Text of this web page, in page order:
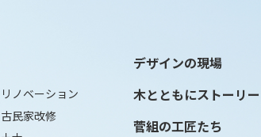
リノベーション
古民家改修
デザインの現場
木とともにストーリー
菅組の工匠たち